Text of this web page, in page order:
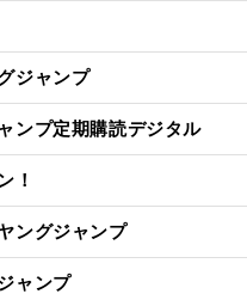
ジャンプ
ンプ定期購読デジタル
！
ングジャンプ
ャンプ